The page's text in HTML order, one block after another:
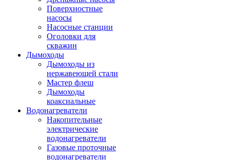
Поверхностные
насосы
Насосные станции
Оголовки для
скважин
Дымоходы
Дымоходы из
нержавеющей стали
Мастер флеш
Дымоходы
коаксиальные
Водонагреватели
Накопительные
электрические
водонагреватели
Газовые проточные
водонагреватели